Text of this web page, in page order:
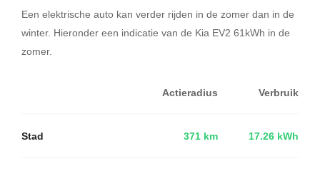
Een elektrische auto kan verder rijden in de zomer dan in de
winter. Hieronder een indicatie van de Kia EV2 61kWh in de
zomer.
Actieradius Verbruik
Stad 371 km 17.26 kWh